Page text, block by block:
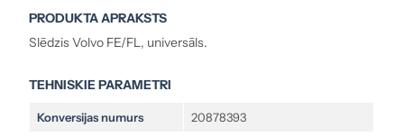
PRODUKTA APRAKSTS
Slēdzis Volvo FE/FL, universāls.
TEHNISKIE PARAMETRI
Konversijas numurs 20878393